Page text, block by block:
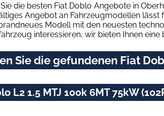
die besten Fiat Doblo Angebote in
Angebot an Fahrzeugmodellen lässt
Modell mit den neuesten
interessieren, wir bieten Ihnen eine
Sie die gefundenen Fiat
L2 1.5 MTJ 100k 6MT 75kW